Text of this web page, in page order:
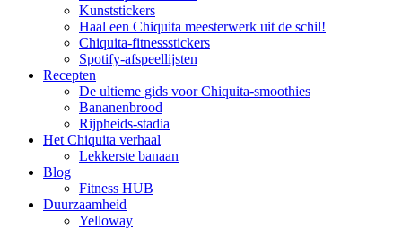
Kunststickers
Haal een Chiquita meesterwerk uit de schil!
Chiquita-fitnessstickers
Spotify-afspeellijsten
Recepten
De ultieme gids voor Chiquita-smoothies
Bananenbrood
Rijpheids-stadia
Het Chiquita verhaal
Lekkerste banaan
Blog
Fitness HUB
Duurzaamheid
Yelloway